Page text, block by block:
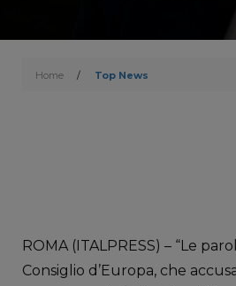
Home / Top News
ROMA (ITALPRESS) – “Le
Consiglio d’Europa, che